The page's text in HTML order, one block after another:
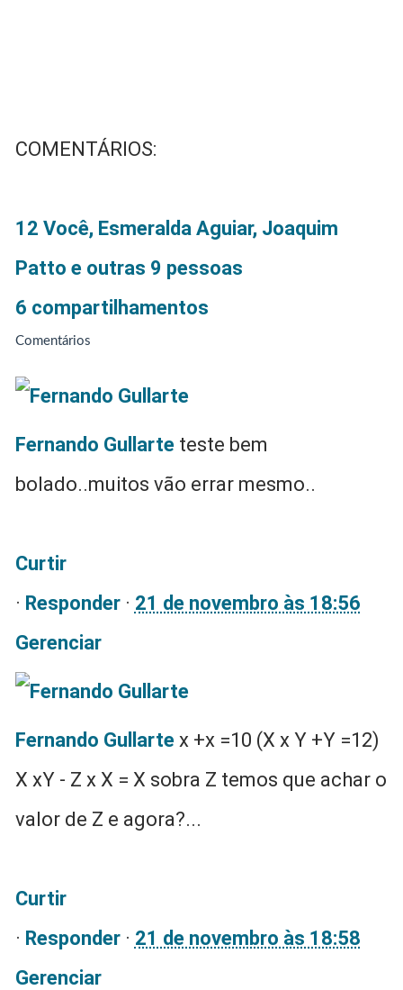
COMENTÁRIOS:
12 Você, Esmeralda Aguiar, Joaquim
Patto e outras 9 pessoas
6 compartilhamentos
Comentários
Fernando Gullarte teste bem
bolado..muitos vão errar mesmo..
Curtir
· Responder· 21 de novembro às 18:56
Gerenciar
Fernando Gullarte x +x =10 (X x Y +Y =12)
X xY - Z x X = X sobra Z temos que achar o
valor de Z e agora?...
Curtir
· Responder· 21 de novembro às 18:58
Gerenciar